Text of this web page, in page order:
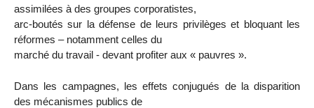
assimilées à des groupes corporatistes,
arc-boutés sur la défense de leurs privilèges et bloquant les
réformes – notamment celles du
marché du travail - devant profiter aux « pauvres ».
Dans les campagnes, les effets conjugués de la disparition
des mécanismes publics de